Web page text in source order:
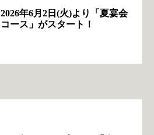
2026年6月2日(火)より「夏宴会
コース」がスタート！